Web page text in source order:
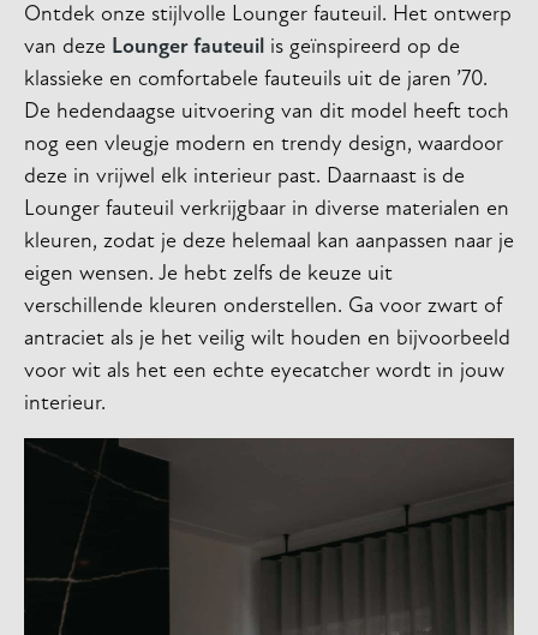
Ontdek onze stijlvolle Lounger fauteuil. Het ontwerp
van deze Lounger fauteuil is geïnspireerd op de
klassieke en comfortabele fauteuils uit de jaren ’70.
De hedendaagse uitvoering van dit model heeft toch
nog een vleugje modern en trendy design, waardoor
deze in vrijwel elk interieur past. Daarnaast is de
Lounger fauteuil verkrijgbaar in diverse materialen en
kleuren, zodat je deze helemaal kan aanpassen naar je
eigen wensen. Je hebt zelfs de keuze uit
verschillende kleuren onderstellen. Ga voor zwart of
antraciet als je het veilig wilt houden en bijvoorbeeld
voor wit als het een echte eyecatcher wordt in jouw
interieur.